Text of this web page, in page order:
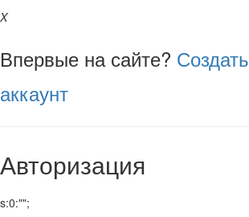
X
Впервые на сайте? Создать
аккаунт
Авторизация
s:0:"";